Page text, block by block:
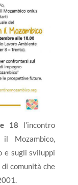
18 l’incontro
Mozambico,
e sugli sviluppi
comunità che